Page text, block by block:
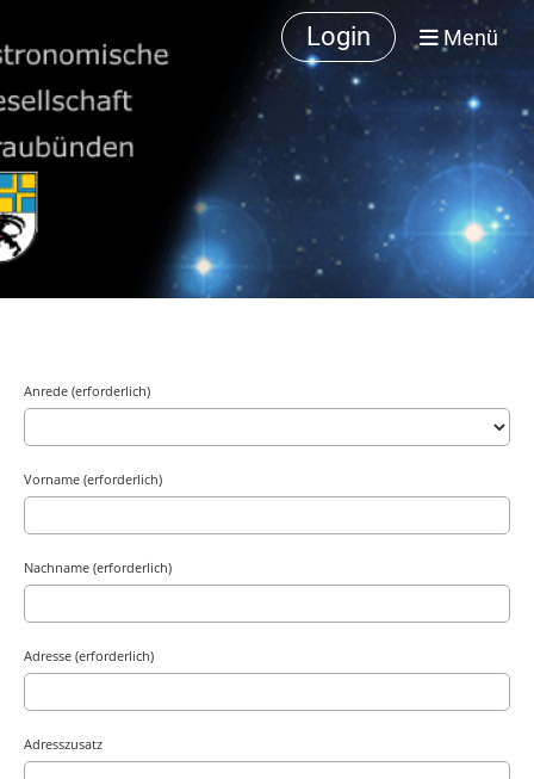
Login Menü
Anrede (erforderlich)
Vorname (erforderlich)
Nachname (erforderlich)
Adresse (erforderlich)
Adresszusatz